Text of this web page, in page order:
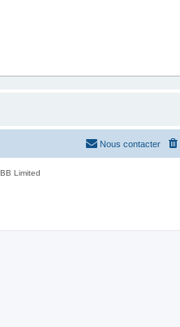
Nous contacter
Limited